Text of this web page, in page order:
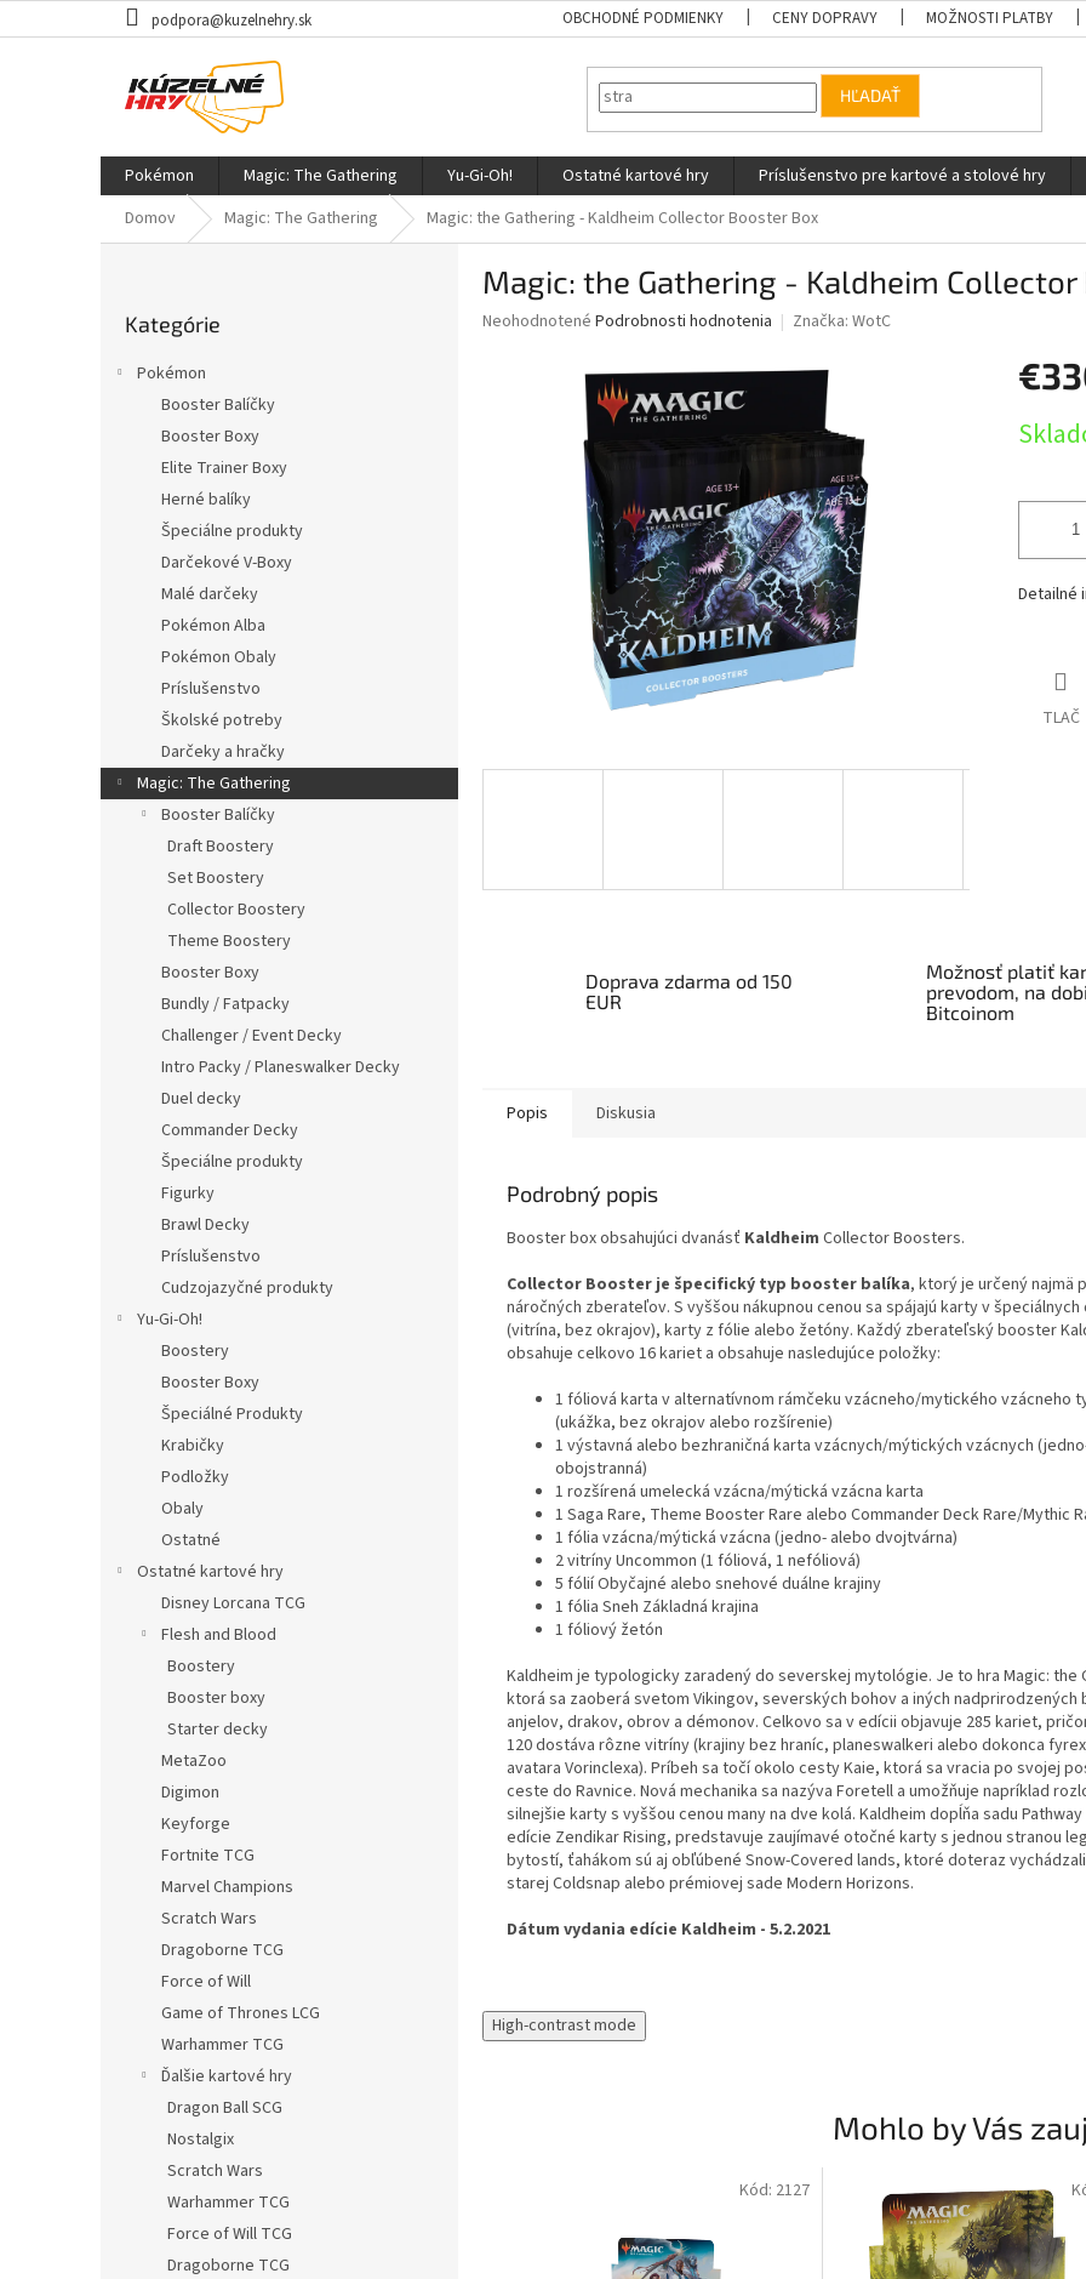
na
podpora@kuzelnehry.sk OBCHODNÉ PODMIENKY CENY DOPRAVY MOŽNOSTI PLATBY
HĽADAŤ
Pokémon Magic: The Gathering Yu-Gi-Oh! Ostatné kartové hry Príslušenstvo pre kartové a stolové hry
Domov
Magic: The Gathering Magic: the Gathering - Kaldheim Collector Booster Box
kategórie
Kategórie
Pokémon
Booster Balíčky
Booster Boxy
Elite Trainer Boxy
Herné balíky
Špeciálne produkty
Darčekové V-Boxy
Malé darčeky
Pokémon Alba
Pokémon Obaly
Príslušenstvo
Školské potreby
Darčeky a hračky
Magic: The Gathering
Booster Balíčky
Draft Boostery
Set Boostery
Collector Boostery
Theme Boostery
Booster Boxy
Bundly / Fatpacky
Challenger / Event Decky
Intro Packy / Planeswalker Decky
Duel decky
Commander Decky
Špeciálne produkty
Figurky
Brawl Decky
Príslušenstvo
Cudzojazyčné produkty
Yu-Gi-Oh!
Boostery
Booster Boxy
Špeciálné Produkty
Krabičky
Podložky
Obaly
Ostatné
Ostatné kartové hry
Disney Lorcana TCG
Flesh and Blood
Boostery
Booster boxy
Starter decky
MetaZoo
Digimon
Keyforge
Fortnite TCG
Marvel Champions
Scratch Wars
Dragoborne TCG
Force of Will
Game of Thrones LCG
Warhammer TCG
Ďalšie kartové hry
Dragon Ball SCG
Nostalgix
Scratch Wars
Warhammer TCG
Force of Will TCG
Dragoborne TCG
Magic: the Gathering - Kaldheim Collector
Priemerné
Neohodnotené Podrobnosti hodnotenia Značka: WotC
cena:
Detailné
TLAČ
Doprava zdarma od 150
EUR
Možnosť platiť
prevodom, na
Bitcoinom
Popis Diskusia
Podrobný popis
Booster box obsahujúci dvanásť Kaldheim Collector Boosters.
Collector Booster je špecifický typ booster balíka, ktorý je určený najmä
náročných zberateľov. S vyššou nákupnou cenou sa spájajú karty v špeciálnych
(vitrína, bez okrajov), karty z fólie alebo žetóny. Každý zberateľský booster
obsahuje celkovo 16 kariet a obsahuje nasledujúce položky:
1 fóliová karta v alternatívnom rámčeku vzácneho/mytického vzácneho
(ukážka, bez okrajov alebo rozšírenie)
1 výstavná alebo bezhraničná karta vzácnych/mýtických vzácnych
obojstranná)
1 rozšírená umelecká vzácna/mýtická vzácna karta
1 Saga Rare, Theme Booster Rare alebo Commander Deck Rare/Mythic
1 fólia vzácna/mýtická vzácna (jedno- alebo dvojtvárna)
2 vitríny Uncommon (1 fóliová, 1 nefóliová)
5 fólií Obyčajné alebo snehové duálne krajiny
1 fólia Sneh Základná krajina
1 fóliový žetón
Kaldheim je typologicky zaradený do severskej mytológie. Je to hra Magic: the
ktorá sa zaoberá svetom Vikingov, severských bohov a iných nadprirodzených
anjelov, drakov, obrov a démonov. Celkovo sa v edícii objavuje 285 kariet,
120 dostáva rôzne vitríny (krajiny bez hraníc, planeswalkeri alebo dokonca
avatara Vorinclexa). Príbeh sa točí okolo cesty Kaie, ktorá sa vracia po svojej
ceste do Ravnice. Nová mechanika sa nazýva Foretell a umožňuje napríklad
silnejšie karty s vyššou cenou many na dve kolá. Kaldheim dopĺňa sadu Pathway
edície Zendikar Rising, predstavuje zaujímavé otočné karty s jednou stranou
bytostí, ťahákom sú aj obľúbené Snow-Covered lands, ktoré doteraz
starej Coldsnap alebo prémiovej sade Modern Horizons.
Dátum vydania edície Kaldheim - 5.2.2021
High-contrast mode
Mohlo by Vás
Kód: 2127